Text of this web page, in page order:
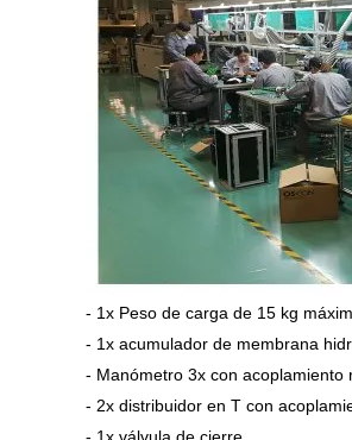
- 1x Peso de carga de 15 kg
- 1x acumulador de membrana
- Manómetro 3x con
- 2x distribuidor en T con